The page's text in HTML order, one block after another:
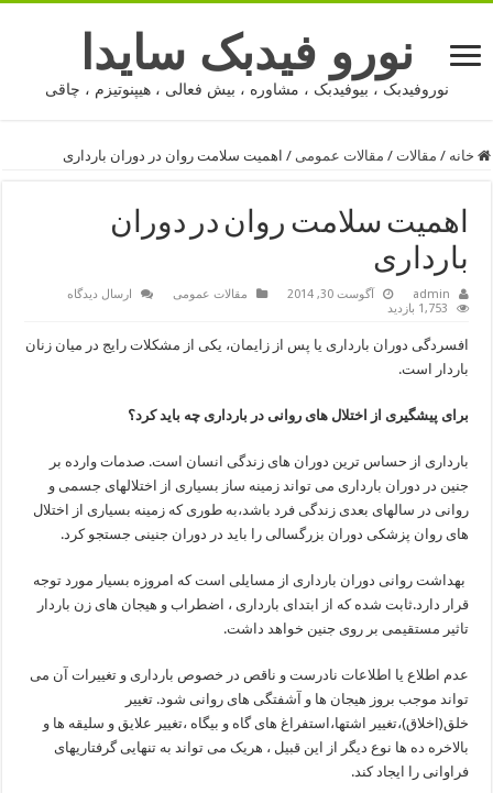
نورو فیدبک سایدا
نوروفیدبک ، بیوفیدبک ، مشاوره ، بیش فعالی ، هیپنوتیزم ، چاقی
خانه / مقالات / مقالات عمومی / اهمیت سلامت روان در دوران بارداری
اهمیت سلامت روان در دوران
بارداری
admin آگوست 30, 2014 مقالات عمومی
ارسال دیدگاه
1,753 بازدید
افسردگی دوران بارداری یا پس از زایمان، یکی از مشکلات رایج در میان زنان
باردار است.
برای پیشگیری از اختلال های روانی در بارداری چه باید کرد؟
بارداری از حساس ترین دوران های زندگی انسان است. صدمات وارده بر
جنین در دوران بارداری می تواند زمینه ساز بسیاری از اختلالهای جسمی و
روانی در سالهای بعدی زندگی فرد باشد،به طوری که زمینه بسیاری از اختلال
های روان پزشکی دوران بزرگسالی را باید در دوران جنینی جستجو کرد.
بهداشت روانی دوران بارداری از مسایلی است که امروزه بسیار مورد توجه
قرار دارد.ثابت شده که از ابتدای بارداری ، اضطراب و هیجان های زن باردار
تاثیر مستقیمی بر روی جنین خواهد داشت.
عدم اطلاع یا اطلاعات نادرست و ناقص در خصوص بارداری و تغییرات آن می
تواند موجب بروز هیجان ها و آشفتگی های روانی شود. تغییر
خلق(اخلاق)،تغییر اشتها،استفراغ های گاه و بیگاه ،تغییر علایق و سلیقه ها و
بالاخره ده ها نوع دیگر از این قبیل ، هریک می تواند به تنهایی گرفتاریهای
فراوانی را ایجاد کند.